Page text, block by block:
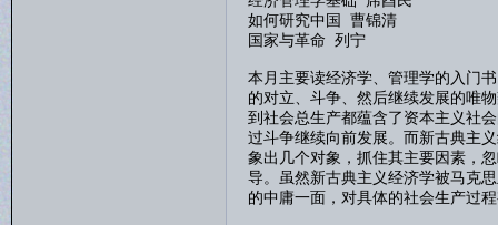
如何研究中国 曹锦清
国家与革命 列宁
本月主要读经济学、管理学的入门
的对立、斗争、然后继续发展的唯
到社会总生产都蕴含了资本主义社
过斗争继续向前发展。而新古典主
象出几个对象，抓住其主要因素，
导。虽然新古典主义经济学被马克
的中庸一面，对具体的社会生产过